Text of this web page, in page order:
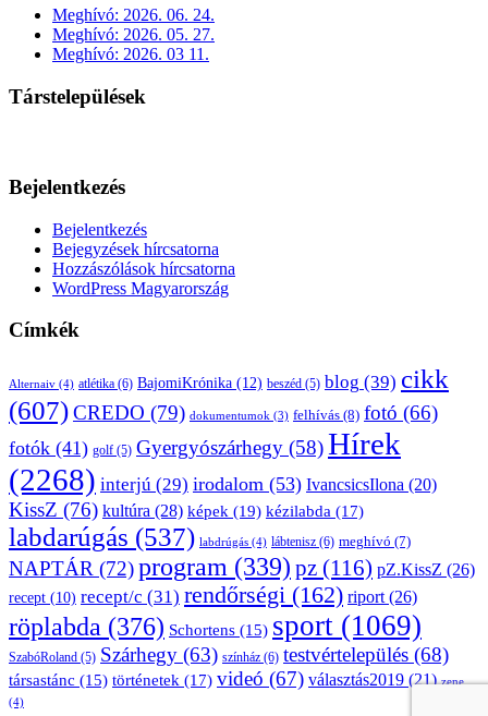
Meghívó: 2026. 06. 24.
Meghívó: 2026. 05. 27.
Meghívó: 2026. 03 11.
Társtelepülések
Bejelentkezés
Bejelentkezés
Bejegyzések hírcsatorna
Hozzászólások hírcsatorna
WordPress Magyarország
Címkék
Alternaiv (4) atlétika (6) BajomiKrónika (12) beszéd (5) blog (39) cikk
(607)CREDO (79) dokumentumok (3) felhívás (8) fotó (66)
fotók (41) golf (5) Gyergyószárhegy (58)Hírek
(2268) interjú (29) irodalom (53) IvancsicsIlona (20)
KissZ (76) kultúra (28) képek (19) kézilabda (17)
labdarúgás (537) labdrúgás (4) lábtenisz (6) meghívó (7)
NAPTÁR (72)program (339) pz (116) pZ.KissZ (26)
recept (10) recept/c (31) rendőrségi (162) riport(26)
röplabda (376) Schortens (15) sport (1069)
SzabóRoland (5) Szárhegy (63) színház (6) testvértelepülés (68)
társastánc (15) történetek (17) videó (67) választás2019 (21) zene
(4)